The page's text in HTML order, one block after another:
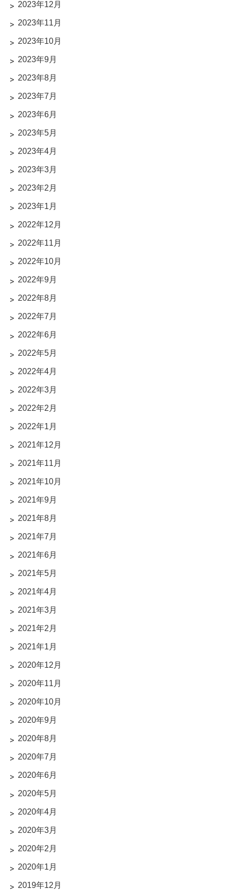
2023年12月
2023年11月
2023年10月
2023年9月
2023年8月
2023年7月
2023年6月
2023年5月
2023年4月
2023年3月
2023年2月
2023年1月
2022年12月
2022年11月
2022年10月
2022年9月
2022年8月
2022年7月
2022年6月
2022年5月
2022年4月
2022年3月
2022年2月
2022年1月
2021年12月
2021年11月
2021年10月
2021年9月
2021年8月
2021年7月
2021年6月
2021年5月
2021年4月
2021年3月
2021年2月
2021年1月
2020年12月
2020年11月
2020年10月
2020年9月
2020年8月
2020年7月
2020年6月
2020年5月
2020年4月
2020年3月
2020年2月
2020年1月
2019年12月